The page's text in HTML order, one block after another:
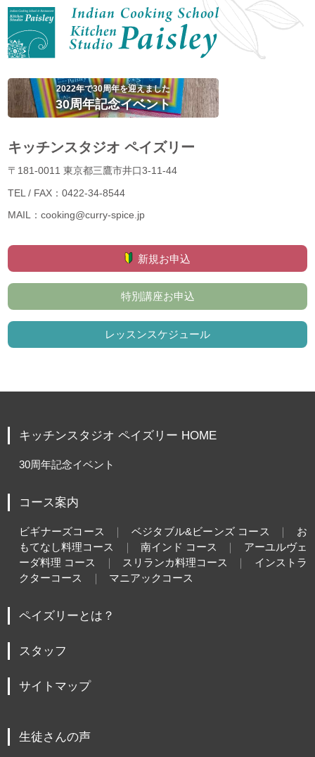
2022年で30周年を迎えました
30周年記念イベント
キッチンスタジオ ペイズリー
〒181-0011 東京都三鷹市井口3-11-44
TEL / FAX：0422-34-8544
MAIL：cooking@curry-spice.jp
新規お申込
特別講座お申込
レッスンスケジュール
キッチンスタジオ ペイズリー HOME
30周年記念イベント
コース案内
ビギナーズコース ベジタブル&ビーンズ コース
お
もてなし料理コース
南インド コース
アーユルヴェ
ーダ料理 コース
スリランカ料理コース
インストラ
クターコース
マニアックコース
ペイズリーとは？
スタッフ
サイトマップ
生徒さんの声